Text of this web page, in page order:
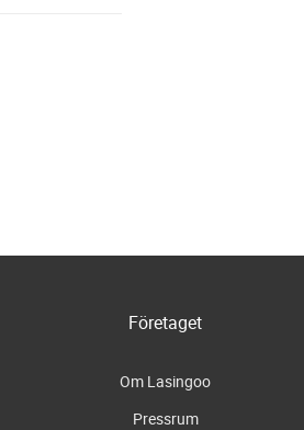
Företaget
Om Lasingoo
Pressrum